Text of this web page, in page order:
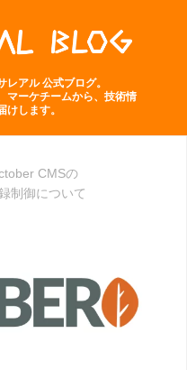
アル 公式ブログ。
マーケチームから、技術情
けします。
CMSの
制御について